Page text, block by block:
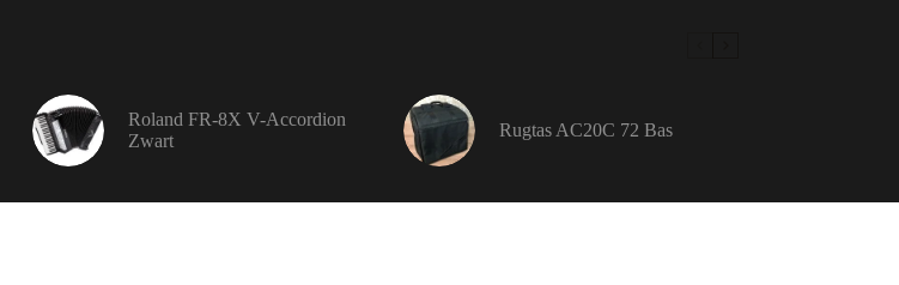
Roland FR-8X V-Accordion
Zwart
Rugtas AC20C 72 Bas